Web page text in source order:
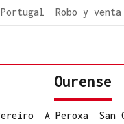
Robo y
Ourense
A Peroxa San